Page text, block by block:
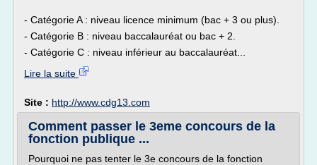
- Catégorie A : niveau licence minimum (bac + 3 ou plus).
- Catégorie B : niveau baccalauréat ou bac + 2.
- Catégorie C : niveau inférieur au baccalauréat...
Lire la suite
Site : http://www.cdg13.com
Comment passer le 3eme concours de la
fonction publique ...
Pourquoi ne pas tenter le 3e concours de la fonction